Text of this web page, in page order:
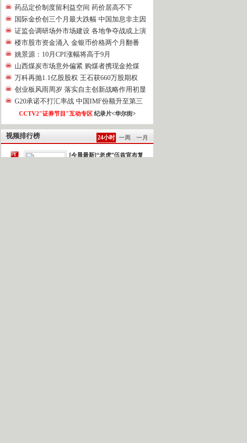
药品定价制度留利益空间 药价居高不下
国际金价创三个月最大跌幅 中国加息非主因
证监会调研场外市场建设 各地争夺战或上演
楼市股市资金涌入 金银币价格两个月翻番
姚景源：10月CPI涨幅将高于9月
山西煤炭市场意外偏紧 购煤者携现金抢煤
万科再抛1.1亿股股权 王石获660万股期权
创业板风雨周岁 落实自主创新战略作用初显
G20承诺不打汇率战 中国IMF份额升至第三
CCTV2"证券节目"互动专区 纪录片<华尔街>
视频排行榜 24小时 一周 一月
1
[今晨最新]“老虎”伍兹宣布复